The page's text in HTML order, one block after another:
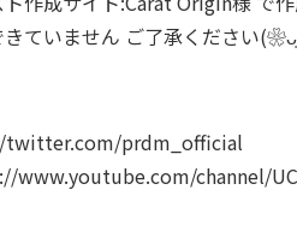
ていません ご了承ください
prdm_official
channel/